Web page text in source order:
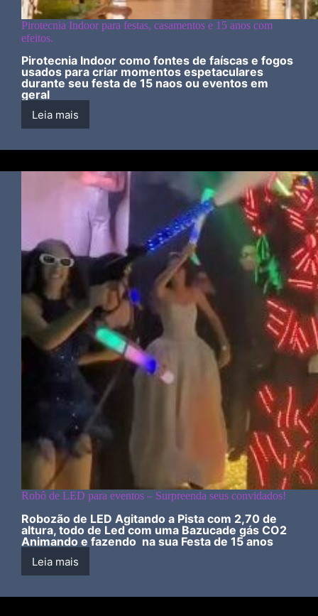
Pirotecnia Indoor para festas, casamentos e 15 anos com
efeitos.
Pirotecnia Indoor como fontes de faíscas e fogos
usados para criar momentos espetaculares
durante seu festa de 15 naos ou eventos em
geral
Leia maisPirotecnia
Indoor
festas,
e
efeitos.
Robô de LED para eventos – Surpreenda seus convidados!
Robozão de LED Agitando a Pista com 2,70 de
altura, todo de Led com uma Bazucade gás CO2
Animando e fazendo na sua Festa de 15 anos
Leia mais
Robô
de
para